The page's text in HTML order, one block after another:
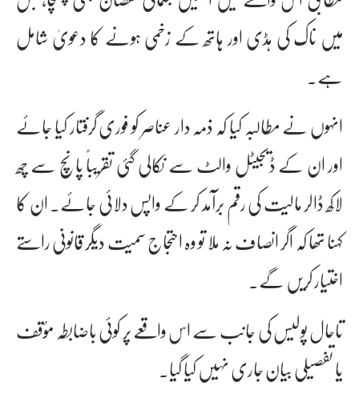
میں ناک کی ہڈی اور ہاتھ کے زخمی ہونے کا دعویٰ شامل
ہے۔
انہوں نے مطالبہ کیا کہ ذمہ دار عناصر کو فوری گرفتار کیا جائے
اور ان کے ڈیجیٹل والٹ سے نکالی گئی تقریباً پانچ سے چھ
لاکھ ڈالر مالیت کی رقم برآمد کر کے واپس دلائی جائے۔ ان کا
کہنا تھا کہ اگر انصاف نہ ملا تو وہ احتجاج سمیت دیگر قانونی راستے
اختیار کریں گے۔
تاحال پولیس کی جانب سے اس واقعے پر کوئی باضابطہ مؤقف
یا تفصیلی بیان جاری نہیں کیا گیا۔